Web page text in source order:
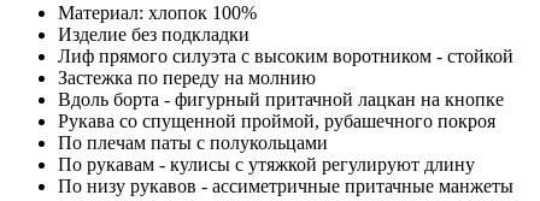
Материал: хлопок 100%
Изделие без подкладки
Лиф прямого силуэта с высоким воротником - стойкой
Застежка по переду на молнию
Вдоль борта - фигурный притачной лацкан на кнопке
Рукава со спущенной проймой, рубашечного покроя
По плечам паты с полукольцами
По рукавам - кулисы с утяжкой регулируют длину
По низу рукавов - ассиметричные притачные манжеты